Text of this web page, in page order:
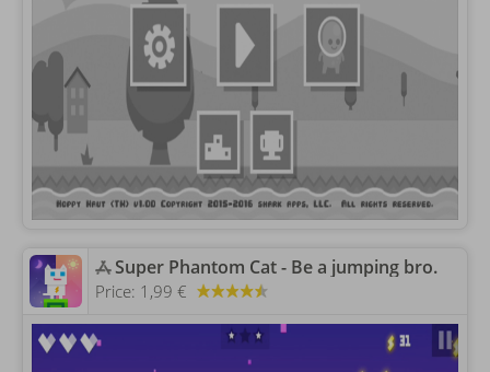
‎Super Phantom Cat - Be a jumping bro.
Price: 1,99 €